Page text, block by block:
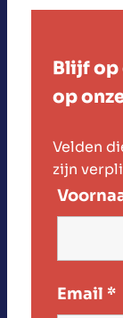
Blijf op
op
Velden
zijn
Email *